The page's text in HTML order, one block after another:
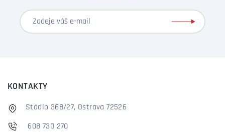
KONTAKTY
Stádlo 368/27, Ostrava 72526
608 730 270